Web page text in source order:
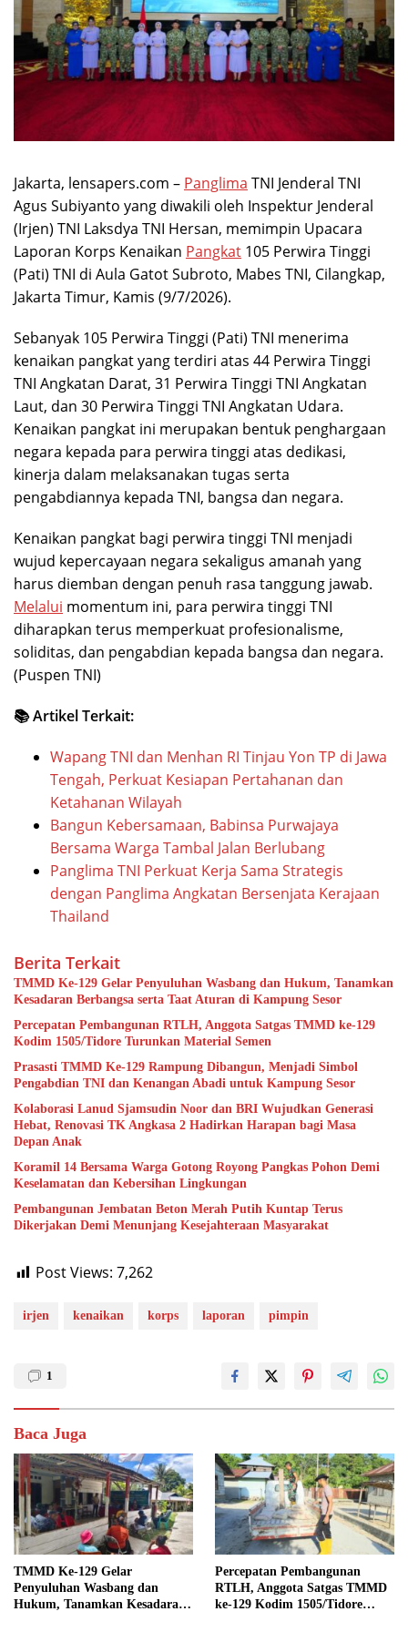
Jakarta, lensapers.com – Panglima TNI Jenderal TNI
Agus Subiyanto yang diwakili oleh Inspektur Jenderal
(Irjen) TNI Laksdya TNI Hersan, memimpin Upacara
Laporan Korps Kenaikan Pangkat 105 Perwira Tinggi
(Pati) TNI di Aula Gatot Subroto, Mabes TNI, Cilangkap,
Jakarta Timur, Kamis (9/7/2026).
Sebanyak 105 Perwira Tinggi (Pati) TNI menerima
kenaikan pangkat yang terdiri atas 44 Perwira Tinggi
TNI Angkatan Darat, 31 Perwira Tinggi TNI Angkatan
Laut, dan 30 Perwira Tinggi TNI Angkatan Udara.
Kenaikan pangkat ini merupakan bentuk penghargaan
negara kepada para perwira tinggi atas dedikasi,
kinerja dalam melaksanakan tugas serta
pengabdiannya kepada TNI, bangsa dan negara.
Kenaikan pangkat bagi perwira tinggi TNI menjadi
wujud kepercayaan negara sekaligus amanah yang
harus diemban dengan penuh rasa tanggung jawab.
Melalui momentum ini, para perwira tinggi TNI
diharapkan terus memperkuat profesionalisme,
soliditas, dan pengabdian kepada bangsa dan negara.
(Puspen TNI)
📚 Artikel Terkait:
Wapang TNI dan Menhan RI Tinjau Yon TP di Jawa
Tengah, Perkuat Kesiapan Pertahanan dan
Ketahanan Wilayah
Bangun Kebersamaan, Babinsa Purwajaya
Bersama Warga Tambal Jalan Berlubang
Panglima TNI Perkuat Kerja Sama Strategis
dengan Panglima Angkatan Bersenjata Kerajaan
Thailand
Berita Terkait
TMMD Ke-129 Gelar Penyuluhan Wasbang dan Hukum, Tanamkan
Kesadaran Berbangsa serta Taat Aturan di Kampung Sesor
Percepatan Pembangunan RTLH, Anggota Satgas TMMD ke-129
Kodim 1505/Tidore Turunkan Material Semen
Prasasti TMMD Ke-129 Rampung Dibangun, Menjadi Simbol
Pengabdian TNI dan Kenangan Abadi untuk Kampung Sesor
Kolaborasi Lanud Sjamsudin Noor dan BRI Wujudkan Generasi
Hebat, Renovasi TK Angkasa 2 Hadirkan Harapan bagi Masa
Depan Anak
Koramil 14 Bersama Warga Gotong Royong Pangkas Pohon Demi
Keselamatan dan Kebersihan Lingkungan
Pembangunan Jembatan Beton Merah Putih Kuntap Terus
Dikerjakan Demi Menunjang Kesejahteraan Masyarakat
Post Views: 7,262
irjen kenaikan korps laporan pimpin
1
Baca Juga
TMMD Ke-129 Gelar
Penyuluhan Wasbang dan
Hukum, Tanamkan Kesadaran
Percepatan Pembangunan
RTLH, Anggota Satgas TMMD
ke-129 Kodim 1505/Tidore